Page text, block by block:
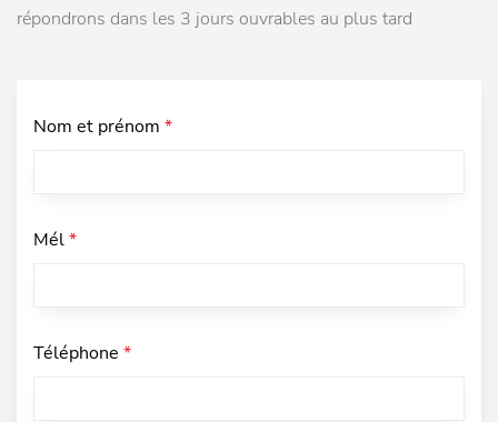
répondrons dans les 3 jours ouvrables au plus tard
Nom et prénom *
Mél*
Téléphone *